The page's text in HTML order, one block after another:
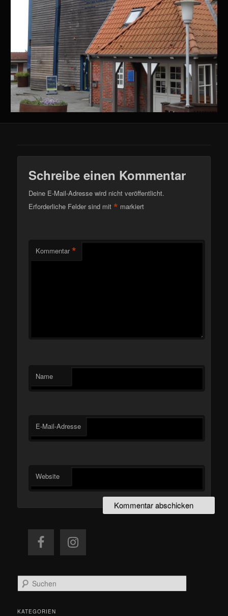
Schreibe einen Kommentar
Deine E-Mail-Adresse wird nicht veröffentlicht.
Erforderliche Felder sind mit* markiert
Kommentar *
Name
E-Mail-Adresse
Website
u
h
KATEGORIEN